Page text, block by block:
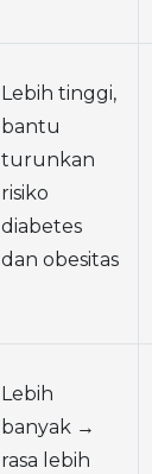
Lebih tinggi,
bantu
turunkan
risiko
diabetes
dan obesitas
Lebih
banyak →
rasa lebih